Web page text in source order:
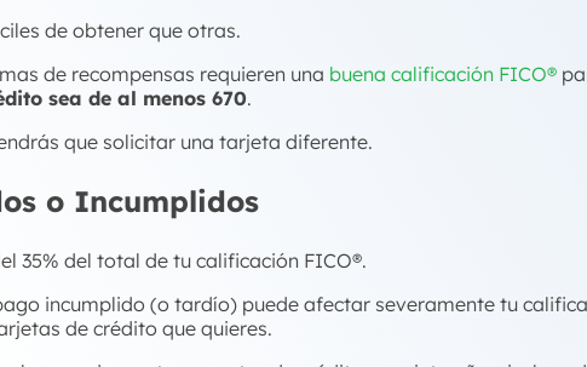
de obtener que otras.
de recompensas requieren una buena calificación FICO®
sea de al menos 670.
que solicitar una tarjeta diferente.
o Incumplidos
35% del total de tu calificación FICO®.
incumplido (o tardío) puede afectar severamente tu
de crédito que quieres.